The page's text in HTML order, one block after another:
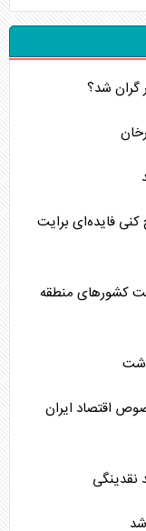
فایده‌ای برایت
کشورهای منطقه
اقتصاد ایران
نقدینگی